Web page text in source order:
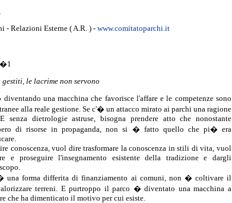
- Relazioni Esterne ( A.R. ) - www.comitatoparchi.it
le lacrime non servono
diventando una macchina che favorisce l'affare e le competenze sono
alla reale gestione. Se c'� un attacco mirato ai parchi una ragione
senza dietrologie astruse, bisogna prendere atto che nonostante
di risorse in propaganda, non si � fatto quello che pi� era
conoscenza, vuol dire trasformare la conoscenza in stili di vita, vuol
e proseguire l'insegnamento esistente della tradizione e dargli
una forma differita di finanziamento ai comuni, non � coltivare il
terreni. E purtroppo il parco � diventato una macchina a
che ha dimenticato il motivo per cui esiste.